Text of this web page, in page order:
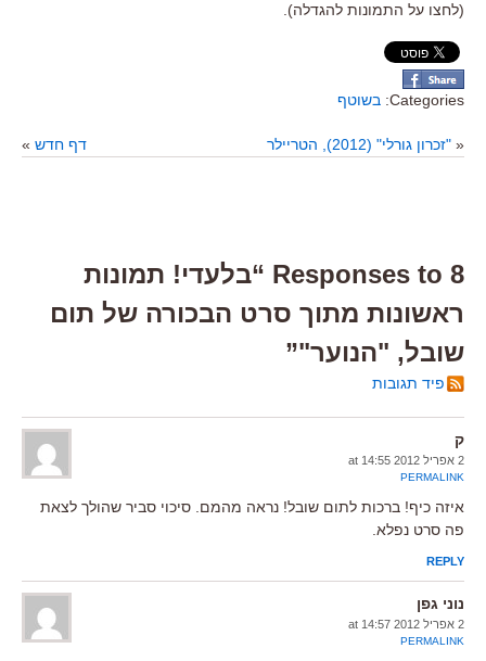
(לחצו על התמונות להגדלה).
Categories: בשוטף
« "זכרון גורלי" (2012), הטריילר דף חדש »
8 Responses to “בלעדי! תמונות
ראשונות מתוך סרט הבכורה של תום
שובל, "הנוער"”
פיד תגובות
ק
2 אפריל 2012 at 14:55
PERMALINK
איזה כיף! ברכות לתום שובל! נראה מהמם. סיכוי סביר שהולך לצאת
פה סרט נפלא.
REPLY
נוני גפן
2 אפריל 2012 at 14:57
PERMALINK